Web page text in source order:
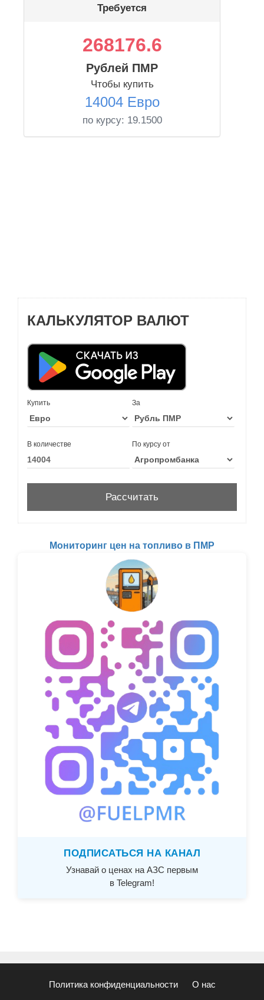
Требуется
268176.6
Рублей ПМР
Чтобы купить
14004 Евро
по курсу: 19.1500
КАЛЬКУЛЯТОР ВАЛЮТ
Купить За
В количестве По курсу от
Мониторинг цен на топливо в ПМР
ПОДПИСАТЬСЯ НА КАНАЛ
Узнавай о ценах на АЗС первым
в Telegram!
Политика конфиденциальности О нас